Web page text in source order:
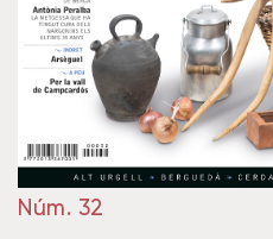
Núm. 32